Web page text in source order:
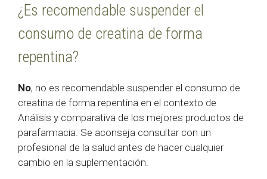
¿Es recomendable suspender el
consumo de creatina de forma
repentina?
No, no es recomendable suspender el consumo de
creatina de forma repentina en el contexto de
Análisis y comparativa de los mejores productos de
parafarmacia. Se aconseja consultar con un
profesional de la salud antes de hacer cualquier
cambio en la suplementación.